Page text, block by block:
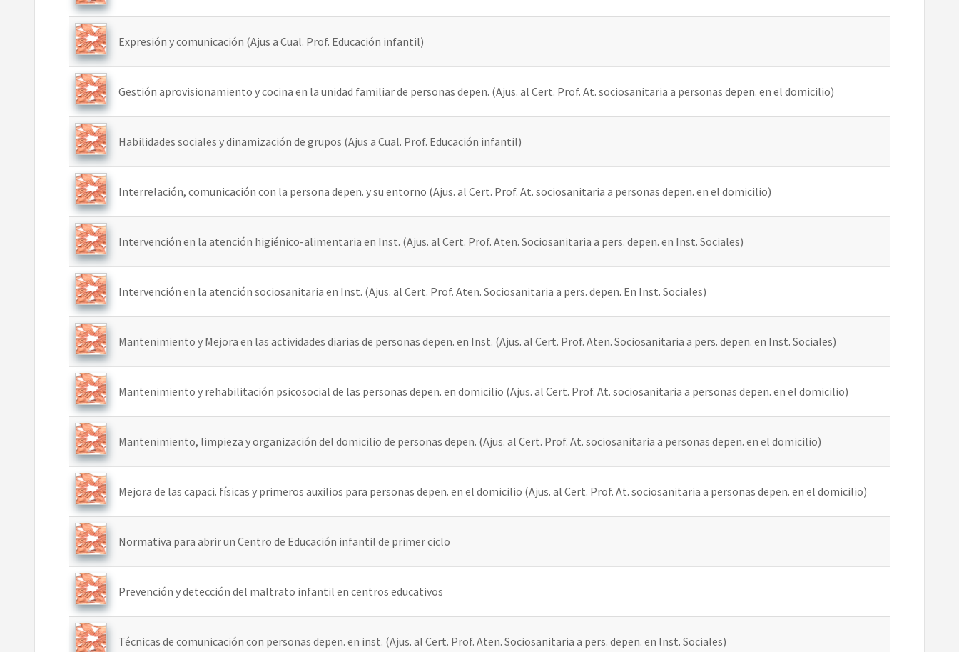
Expresión y comunicación (Ajus a Cual. Prof. Educación infantil)
Gestión aprovisionamiento y cocina en la unidad familiar de personas depen. (Ajus. al Cert. Prof. At. sociosanitaria a personas depen. en el domicilio)
Habilidades sociales y dinamización de grupos (Ajus a Cual. Prof. Educación infantil)
Interrelación, comunicación con la persona depen. y su entorno (Ajus. al Cert. Prof. At. sociosanitaria a personas depen. en el domicilio)
Intervención en la atención higiénico-alimentaria en Inst. (Ajus. al Cert. Prof. Aten. Sociosanitaria a pers. depen. en Inst. Sociales)
Intervención en la atención sociosanitaria en Inst. (Ajus. al Cert. Prof. Aten. Sociosanitaria a pers. depen. En Inst. Sociales)
Mantenimiento y Mejora en las actividades diarias de personas depen. en Inst. (Ajus. al Cert. Prof. Aten. Sociosanitaria a pers. depen. en Inst. Sociales)
Mantenimiento y rehabilitación psicosocial de las personas depen. en domicilio (Ajus. al Cert. Prof. At. sociosanitaria a personas depen. en el domicilio)
Mantenimiento, limpieza y organización del domicilio de personas depen. (Ajus. al Cert. Prof. At. sociosanitaria a personas depen. en el domicilio)
Mejora de las capaci. físicas y primeros auxilios para personas depen. en el domicilio (Ajus. al Cert. Prof. At. sociosanitaria a personas depen. en el domicilio)
Normativa para abrir un Centro de Educación infantil de primer ciclo
Prevención y detección del maltrato infantil en centros educativos
Técnicas de comunicación con personas depen. en inst. (Ajus. al Cert. Prof. Aten. Sociosanitaria a pers. depen. en lnst. Sociales)